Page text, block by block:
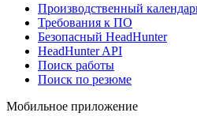
Производственный
Требования к ПО
Безопасный HeadHunter
HeadHunter API
Поиск работы
Поиск по резюме
Мобильное приложение